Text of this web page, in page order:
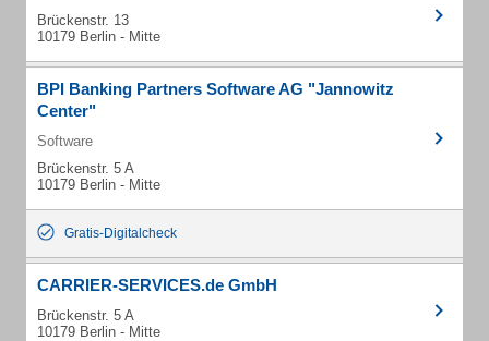
Brückenstr. 13
10179 Berlin - Mitte
BPI Banking Partners Software AG "Jannowitz
Center"
Software
Brückenstr. 5 A
10179 Berlin - Mitte
Gratis-Digitalcheck
CARRIER-SERVICES.de GmbH
Brückenstr. 5 A
10179 Berlin - Mitte